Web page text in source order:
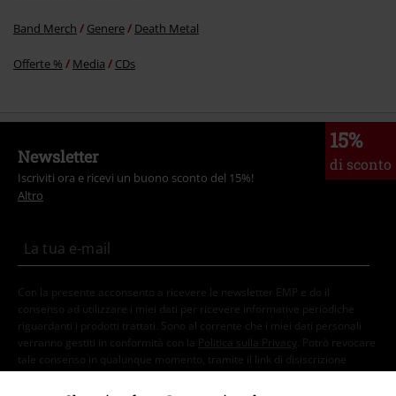
Band Merch Genere Death Metal
Offerte % Media CDs
15%
di sconto
Newsletter
Iscriviti ora e ricevi un buono sconto del 15%!
Altro
Con la presente acconsento a ricevere le newsletter EMP e do il
consenso ad utilizzare i miei dati per ricevere informative periodiche
riguardanti i prodotti trattati. Sono al corrente che i miei dati personali
verranno gestiti in conformità con la
Politica sulla Privacy
. Potrò revocare
tale consenso in qualunque momento, tramite il link di disiscrizione
presente in ogni newsletter.
per annullare liscrizione alla newsletter.